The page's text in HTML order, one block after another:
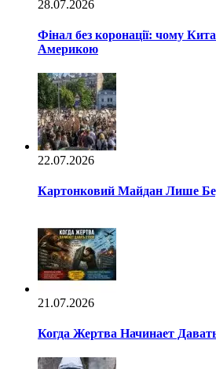
28.07.2026
Фінал без коронації: чому
Америкою
22.07.2026
Картонковий Майдан Лише
21.07.2026
Когда Жертва Начинает